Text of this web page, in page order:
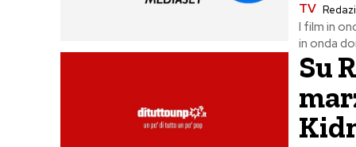
TV
I film in
in onda
Su